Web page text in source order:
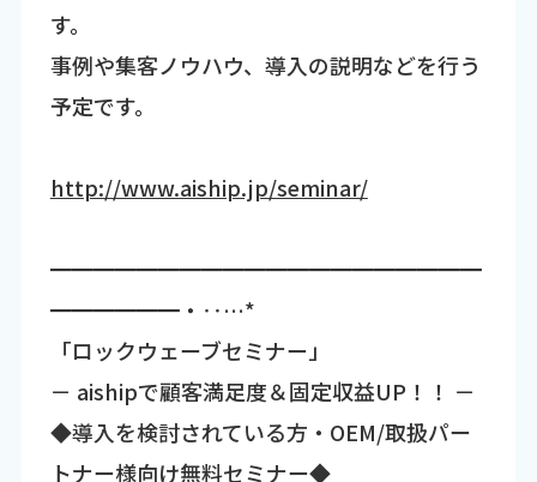
す。
事例や集客ノウハウ、導入の説明などを行う
予定です。
http://www.aiship.jp/seminar/
━━━━━━━━━━━━━━━━━━━━
━━━━━━・‥…*
「ロックウェーブセミナー」
－ aishipで顧客満足度＆固定収益UP！！ －
◆導入を検討されている方・OEM/取扱パー
トナー様向け無料セミナー◆